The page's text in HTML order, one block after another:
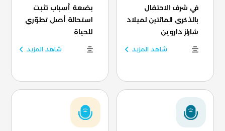
في شرف الاحتفال
بالذكرى المائتين لميلاد
شارلز داروين
شاهد المزيد
بضعة أسباب تثبت
استحالة أصل تطوّري
للحياة
شاهد المزيد